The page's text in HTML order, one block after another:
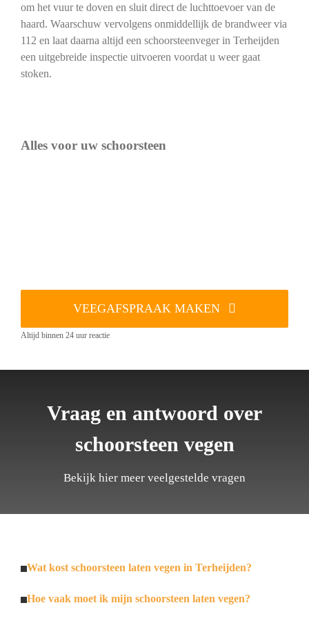
om het vuur te doven en sluit direct de luchttoevoer van de
haard. Waarschuw vervolgens onmiddellijk de brandweer via
112 en laat daarna altijd een schoorsteenveger in Terheijden
een uitgebreide inspectie uitvoeren voordat u weer gaat
stoken.
Alles voor uw schoorsteen
VEEGAFSPRAAK MAKEN
Altijd binnen 24 uur reactie
Vraag en antwoord over
schoorsteen vegen
Bekijk hier meer veelgestelde vragen
Wat kost schoorsteen laten vegen in Terheijden?
Hoe vaak moet ik mijn schoorsteen laten vegen?